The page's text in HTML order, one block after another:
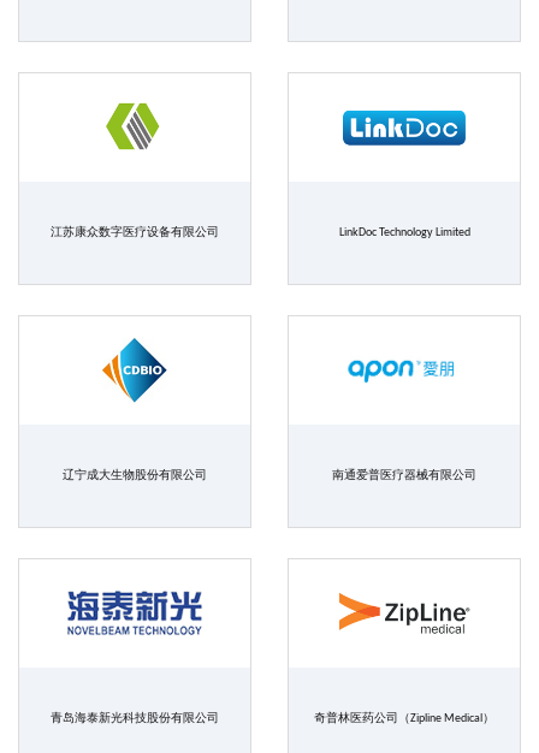
江苏康众数字医疗设备有限公司 LinkDoc Technology Limited
辽宁成大生物股份有限公司 南通爱普医疗器械有限公司
青岛海泰新光科技股份有限公司 奇普林医药公司（Zipline Medical）